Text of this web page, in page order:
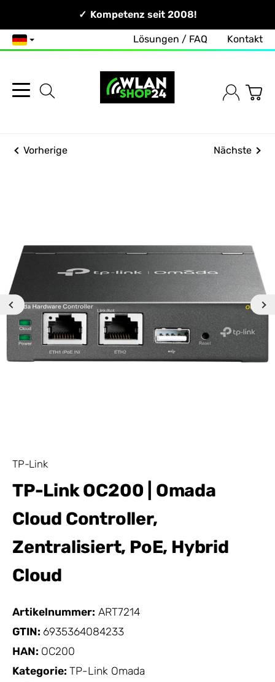
Persönlich & Erreichbar!Kompetenz seit 2008!
Deutsch Lösungen / FAQ Kontakt
Vorherige Nächste
TP-Link
TP-Link OC200 | Omada
Cloud Controller,
Zentralisiert, PoE, Hybrid
Cloud
Artikelnummer: ART7214
GTIN: 6935364084233
HAN: OC200
Kategorie: TP-Link Omada